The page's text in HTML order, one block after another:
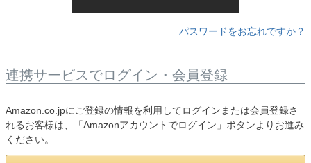
パスワードをお忘れですか？
連携サービスでログイン・会員登録
Amazon.co.jpにご登録の情報を利用してログインまたは会員登録さ
れるお客様は、「Amazonアカウントでログイン」ボタンよりお進み
ください。